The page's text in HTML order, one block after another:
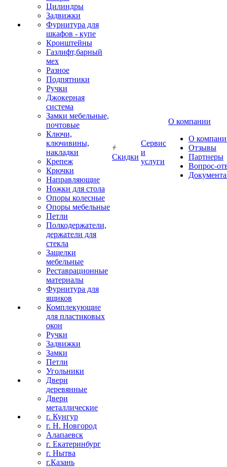
Цилиндры
Задвижки
Фурнитура для
шкафов - купе
Кронштейны
Газлифт,барный
мех
Разное
Подпятники
Ручки
Джокерная
система
Замки мебельные,
почтовые
Ключи,
ключивины,
накладки
Крепеж
Крючки
Направляющие
Ножки для стола
Опоры колесные
Опоры мебельные
Петли
Полкодержатели,
держатели для
стекла
Защелки
мебельные
Реставрационные
материалы
Фурнитура для
ящиков
Комплекующие
для пластиковых
окон
Ручки
Задвижки
Замки
Петли
Угольники
Двери
деревянные
Двери
металлические
г. Кунгур
г. Н. Новгород
Алапаевск
г. Екатеринбург
г. Нытва
г.Казань
Скидки
Сервис
и
услуги
О компании
О
Отзывы
Партнеры
Вопрос-